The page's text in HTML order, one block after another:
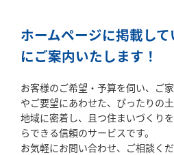
家づくりのこだ
東宝ホームが自信
質」「長期優良」
テクノロジー
「断熱・省エネ・
「健康・安心・保
します。
ホームページに掲載し
にご案内いたします！
お客様のご希望・予算を伺い、ご
やご要望にあわせた、ぴったりの
地域に密着し、且つ住まいづくり
らできる信頼のサービスです。
お気軽にお問い合わせ、ご相談くだ